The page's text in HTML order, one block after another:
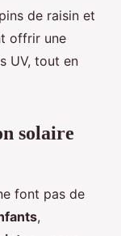
de raisin et
offrir une
UV, tout en
solaire
font pas de
,